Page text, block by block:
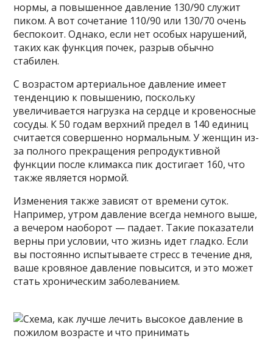
нормы, а повышенное давление 130/90 служит
пиком. А вот сочетание 110/90 или 130/70 очень
беспокоит. Однако, если нет особых нарушений,
таких как функция почек, разрыв обычно
стабилен.
С возрастом артериальное давление имеет
тенденцию к повышению, поскольку
увеличивается нагрузка на сердце и кровеносные
сосуды. К 50 годам верхний предел в 140 единиц
считается совершенно нормальным. У женщин из-
за полного прекращения репродуктивной
функции после климакса пик достигает 160, что
также является нормой.
Изменения также зависят от времени суток.
Например, утром давление всегда немного выше,
а вечером наоборот — падает. Такие показатели
верны при условии, что жизнь идет гладко. Если
вы постоянно испытываете стресс в течение дня,
ваше кровяное давление повысится, и это может
стать хроническим заболеванием.